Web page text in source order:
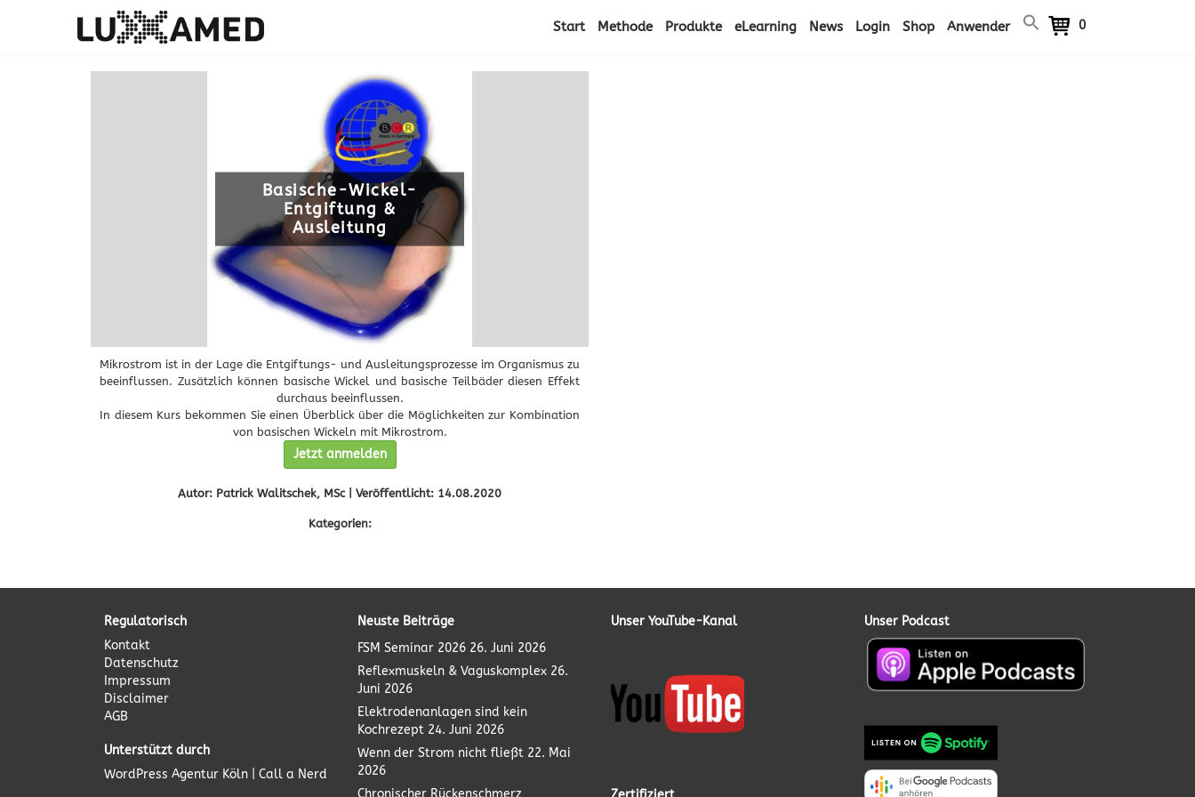
Start Methode Produkte eLearning News Login Shop Anwender 0
Basische-Wickel-
Entgiftung &
Ausleitung
Mikrostrom ist in der Lage die Entgiftungs- und Ausleitungsprozesse im Organismus zu
beeinflussen. Zusätzlich können basische Wickel und basische Teilbäder diesen Effekt
durchaus beeinflussen.
In diesem Kurs bekommen Sie einen Überblick über die Möglichkeiten zur Kombination
von basischen Wickeln mit Mikrostrom.
Jetzt anmelden
Autor: Patrick Walitschek, MSc | Veröffentlicht: 14.08.2020
Kategorien:
Regulatorisch
Kontakt
Datenschutz
Impressum
Disclaimer
AGB
Unterstützt durch
WordPress Agentur Köln | Call a Nerd
Neuste Beiträge
FSM Seminar 2026 26. Juni 2026
Reflexmuskeln & Vaguskomplex 26.
Juni 2026
Elektrodenanlagen sind kein
Kochrezept 24. Juni 2026
Wenn der Strom nicht fließt 22. Mai
2026
Unser YouTube-Kanal Unser Podcast